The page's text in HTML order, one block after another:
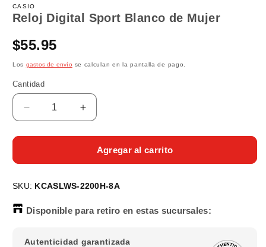
multimedia
1
en
ventana
modal
CASIO
Reloj Digital Sport Blanco de Mujer
Precio
$55.95
Los gastos de envío se calculan en la pantalla de pago.
Cantidad
Reducir
cantidad
para
Digital
Blanco
Mujer
Aumentar
cantidad
para
Reloj
Digital
Blanco
Mujer
Agregar al carrito
SKU: KCASLWS-2200H-8A
Disponible para retiro en estas sucursales:
Autenticidad garantizada